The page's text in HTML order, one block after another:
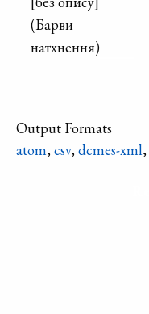
(Барви
натхнення)
Output Formats
atom, csv, dcmes-xml,